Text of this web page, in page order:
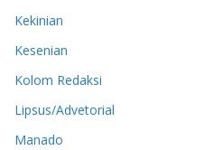
Kekinian
Kesenian
Kolom Redaksi
Lipsus/Advetorial
Manado